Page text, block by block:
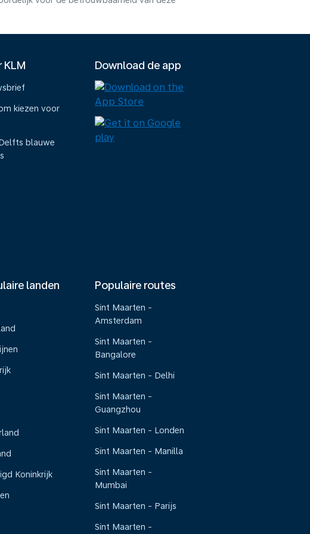
KLM
kiezen voor
blauwe
Download de app
landen
Koninkrijk
Populaire routes
Sint Maarten -
Amsterdam
Sint Maarten -
Bangalore
Sint Maarten - Delhi
Sint Maarten -
Guangzhou
Sint Maarten - Londen
Sint Maarten - Manilla
Sint Maarten -
Mumbai
Sint Maarten - Parijs
Sint Maarten -